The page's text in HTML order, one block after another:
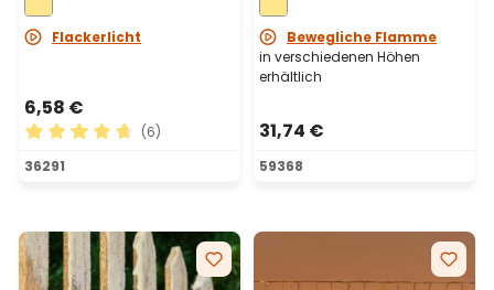
Flackerlicht
6,58 €
Durchschnittliche Bewertung von 4.67 von 5 Sternen
(6)
36291
Ø 15 cm
Bewegliche Flamme
in verschiedenen Höhen
erhältlich
31,74 €
59368